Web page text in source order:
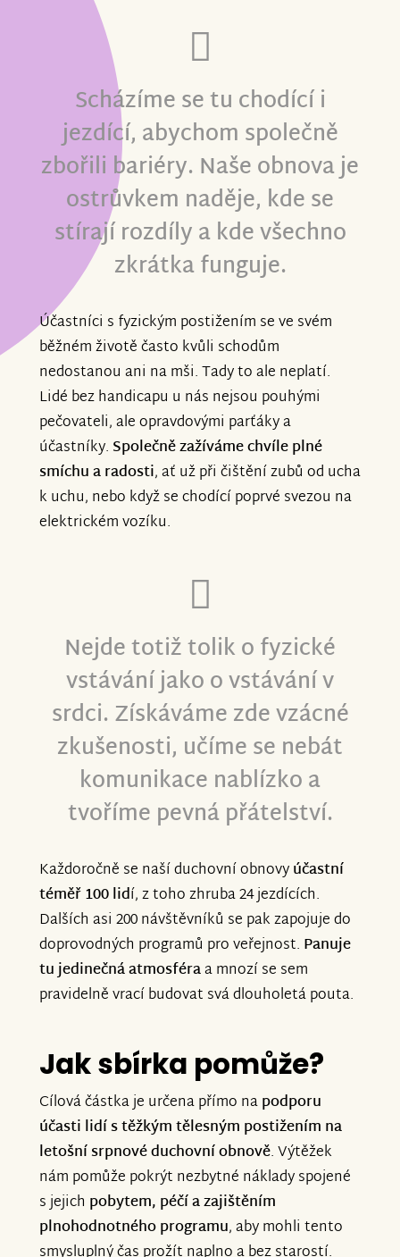
Scházíme se tu chodící i
jezdící, abychom společně
zbořili bariéry. Naše obnova je
ostrůvkem naděje, kde se
stírají rozdíly a kde všechno
zkrátka funguje.
Účastníci s fyzickým postižením se ve svém
běžném životě často kvůli schodům
nedostanou ani na mši. Tady to ale neplatí.
Lidé bez handicapu u nás nejsou pouhými
pečovateli, ale opravdovými parťáky a
účastníky. Společně zažíváme chvíle plné
smíchu a radosti, ať už při čištění zubů od ucha
k uchu, nebo když se chodící poprvé svezou na
elektrickém vozíku.
Nejde totiž tolik o fyzické
vstávání jako o vstávání v
srdci. Získáváme zde vzácné
zkušenosti, učíme se nebát
komunikace nablízko a
tvoříme pevná přátelství.
Každoročně se naší duchovní obnovyúčastní
téměř 100 lidí, z toho zhruba 24 jezdících.
Dalších asi 200 návštěvníků se pak zapojuje do
doprovodných programů pro veřejnost. Panuje
tu jedinečná atmosféraa mnozí se sem
pravidelně vrací budovat svá dlouholetá pouta.
Jak sbírka pomůže?
Cílová částka je určena přímo napodporu
účasti lidí s těžkým tělesným postižením na
letošní srpnové duchovní obnově. Výtěžek
nám pomůže pokrýt nezbytné náklady spojené
s jejich pobytem, péčí a zajištěním
plnohodnotného programu, aby mohli tento